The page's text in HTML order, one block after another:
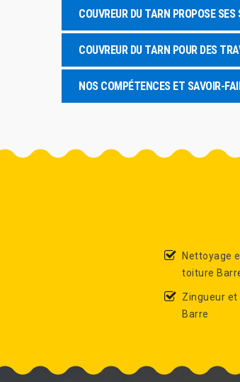
COUVREUR DU TARN PROPOSE
COUVREUR DU TARN POUR DES
NOS COMPÉTENCES ET SAVOIR-
Nettoyage
toiture
Zingueur
Barre